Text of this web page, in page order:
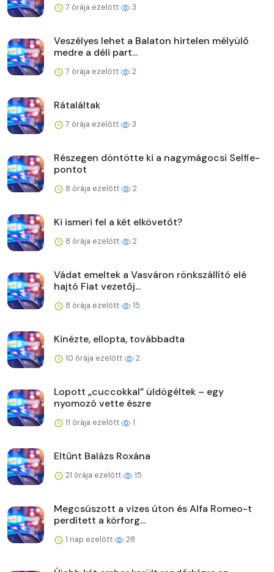
7 órája ezelőtt 3
Veszélyes lehet a Balaton hirtelen mélyülő
medre a déli part...
7 órája ezelőtt 2
Rátaláltak
7 órája ezelőtt 3
Részegen döntötte ki a nagymágocsi Selfie-
pontot
8 órája ezelőtt 2
Ki ismeri fel a két elkövetőt?
8 órája ezelőtt 2
Vádat emeltek a Vasváron rönkszállító elé
hajtó Fiat vezetőj...
8 órája ezelőtt 15
Kinézte, ellopta, továbbadta
10 órája ezelőtt 2
Lopott „cuccokkal” üldögéltek – egy
nyomozó vette észre
11 órája ezelőtt 1
Eltűnt Balázs Roxána
21 órája ezelőtt 15
Megcsúszott a vizes úton és Alfa Romeo-t
perdített a körforg...
1 nap ezelőtt 28